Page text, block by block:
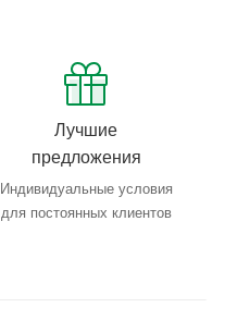
Лучшие
предложения
Индивидуальные условия
для постоянных клиентов